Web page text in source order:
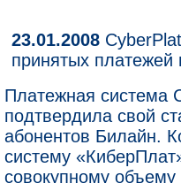
23.01.2008
принятых платежей
Платежная система
подтвердила свой
абонентов Билайн.
систему
совокупному